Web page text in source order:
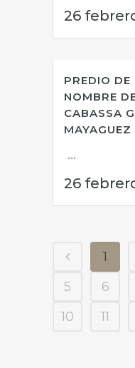
26
PREDIO DE
NOMBRE
CABASSA
MAYAGUEZ
...
26
1
5
6
10
11